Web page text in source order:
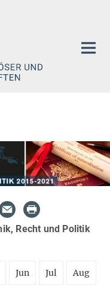
Recht und Politik
Jun Jul Aug